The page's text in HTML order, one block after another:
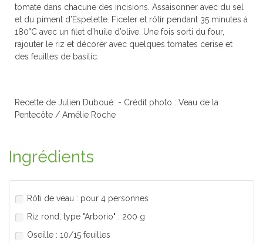
tomate dans chacune des incisions. Assaisonner avec du sel
et du piment d’Espelette. Ficeler et rôtir pendant 35 minutes à
180°C avec un filet d’huile d’olive. Une fois sorti du four,
rajouter le riz et décorer avec quelques tomates cerise et
des feuilles de basilic.
Recette de Julien Duboué - Crédit photo : Veau de la
Pentecôte / Amélie Roche
Ingrédients
Rôti de veau : pour 4 personnes
Riz rond, type "Arborio" : 200 g
Oseille : 10/15 feuilles